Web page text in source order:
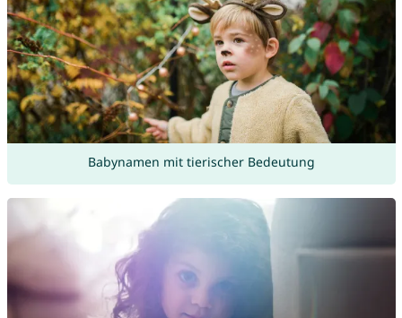
Babynamen mit tierischer Bedeutung